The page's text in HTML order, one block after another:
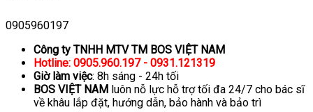
0905960197
Công ty TNHH MTV TM BOS VIỆT NAM
Hotline: 0905.960.197 - 0931.121319
Giờ làm việc: 8h sáng - 24h tối
BOS VIỆT NAM luôn nỗ lực hỗ trợ tối đa 24/7 cho bác sĩ
về khâu lắp đặt, hướng dẫn, bảo hành và bảo trì